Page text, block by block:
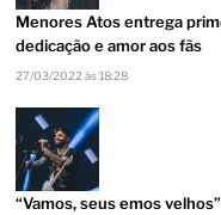
Menores Atos entrega
dedicação e amor aos fãs
27/03/2022 às 18:28
“Vamos, seus emos